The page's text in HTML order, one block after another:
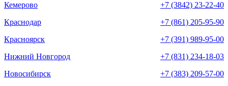
Кемерово
+7 (3842) 23-22-40
Краснодар
+7 (861) 205-95-90
Красноярск
+7 (391) 989-95-00
Нижний Новгород
+7 (831) 234-18-03
Новосибирск
+7 (383) 209-57-00